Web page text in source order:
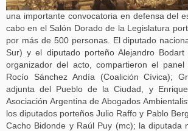
una importante convocatoria en defensa del
cabo en el Salón Dorado de la Legislatura
por más de 500 personas. El diputado
Sur) y el diputado porteño Alejandro
organizador del acto, compartieron el
Rocío Sánchez Andía (Coalición Cívica);
adjunta del Pueblo de la Ciudad, y
Asociación Argentina de Abogados
los diputados porteños Julio Raffo y Pablo
Cacho Bidonde y Raúl Puy (mc); la diputada